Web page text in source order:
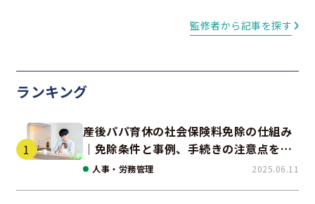
監修者から記事を探す
ランキング
産後パパ育休の社会保険料免除の仕組み
｜免除条件と事例、手続きの注意点を解
説人事・労務管理 2025.06.11